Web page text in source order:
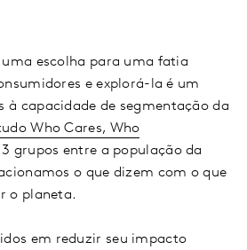
escolha para uma fatia
e explorá-la é um
à capacidade de segmentação da
Who Cares, Who
grupos entre a população da
o que dizem com o que
o planeta.
em reduzir seu impacto